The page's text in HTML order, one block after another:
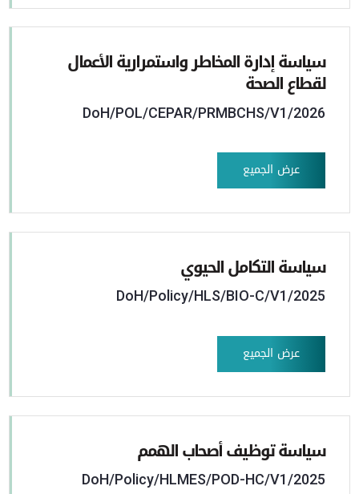
سياسة إدارة المخاطر واستمرارية الأعمال
لقطاع الصحة
DoH/POL/CEPAR/PRMBCHS/V1/2026
عرض الجميع
سياسة التكامل الحيوي
DoH/Policy/HLS/BIO-C/V1/2025
عرض الجميع
سياسة توظيف أصحاب الهمم
DoH/Policy/HLMES/POD-HC/V1/2025